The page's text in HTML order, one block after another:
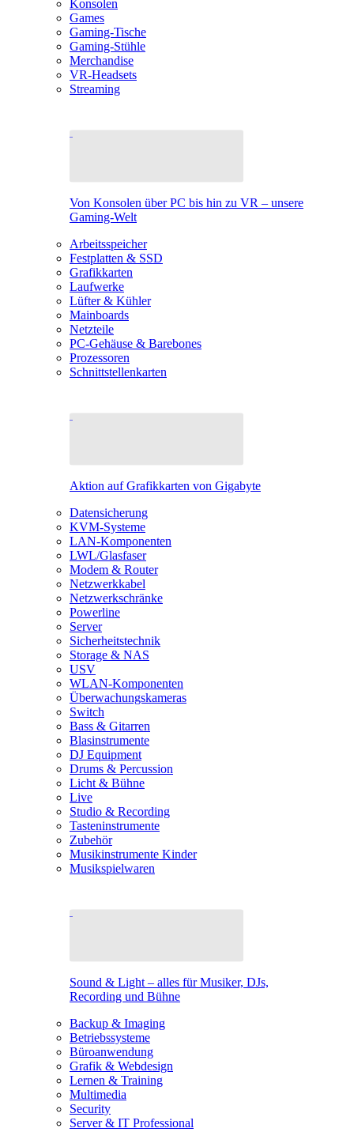
Konsolen
Games
Gaming-Tische
Gaming-Stühle
Merchandise
VR-Headsets
Streaming
Von Konsolen über PC bis hin zu VR – unsere
Gaming-Welt
Arbeitsspeicher
Festplatten & SSD
Grafikkarten
Laufwerke
Lüfter & Kühler
Mainboards
Netzteile
PC-Gehäuse & Barebones
Prozessoren
Schnittstellenkarten
Aktion auf Grafikkarten von Gigabyte
Datensicherung
KVM-Systeme
LAN-Komponenten
LWL/Glasfaser
Modem & Router
Netzwerkkabel
Netzwerkschränke
Powerline
Server
Sicherheitstechnik
Storage & NAS
USV
WLAN-Komponenten
Überwachungskameras
Switch
Bass & Gitarren
Blasinstrumente
DJ Equipment
Drums & Percussion
Licht & Bühne
Live
Studio & Recording
Tasteninstrumente
Zubehör
Musikinstrumente Kinder
Musikspielwaren
Sound & Light – alles für Musiker, DJs,
Recording und Bühne
Backup & Imaging
Betriebssysteme
Büroanwendung
Grafik & Webdesign
Lernen & Training
Multimedia
Security
Server & IT Professional